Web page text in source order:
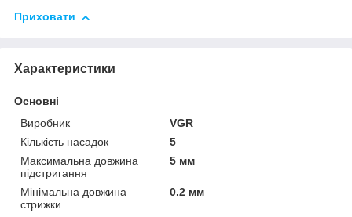
Приховати
Характеристики
Основні
Виробник
VGR
Кількість насадок
5
Максимальна довжина
підстригання
5 мм
Мінімальна довжина
стрижки
0.2 мм